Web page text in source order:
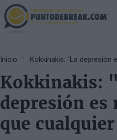
Skip
to
main
Inicio
Kokkinakis:
depresión es
que